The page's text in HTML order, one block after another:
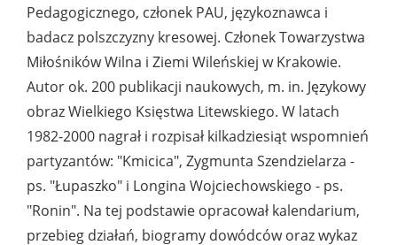
Pedagogicznego, członek PAU, językoznawca i
badacz polszczyzny kresowej. Członek Towarzystwa
Miłośników Wilna i Ziemi Wileńskiej w Krakowie.
Autor ok. 200 publikacji naukowych, m. in. Językowy
obraz Wielkiego Księstwa Litewskiego. W latach
1982-2000 nagrał i rozpisał kilkadziesiąt wspomnień
partyzantów: "Kmicica", Zygmunta Szendzielarza -
ps. "Łupaszko" i Longina Wojciechowskiego - ps.
"Ronin". Na tej podstawie opracował kalendarium,
przebieg działań, biogramy dowódców oraz wykaz